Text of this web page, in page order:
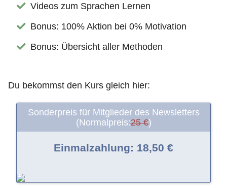
Videos zum Sprachen Lernen
Bonus: 100% Aktion bei 0% Motivation
Bonus: Übersicht aller Methoden
Du bekommst den Kurs gleich hier:
Sonderpreis für Mitglieder des Newsletters
(Normalpreis:25 €)
Einmalzahlung: 18,50 €